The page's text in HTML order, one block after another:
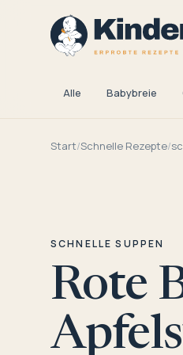
Alle Babybreie
Start/Schnelle Rezepte/
SCHNELLE SUPPEN
Rote